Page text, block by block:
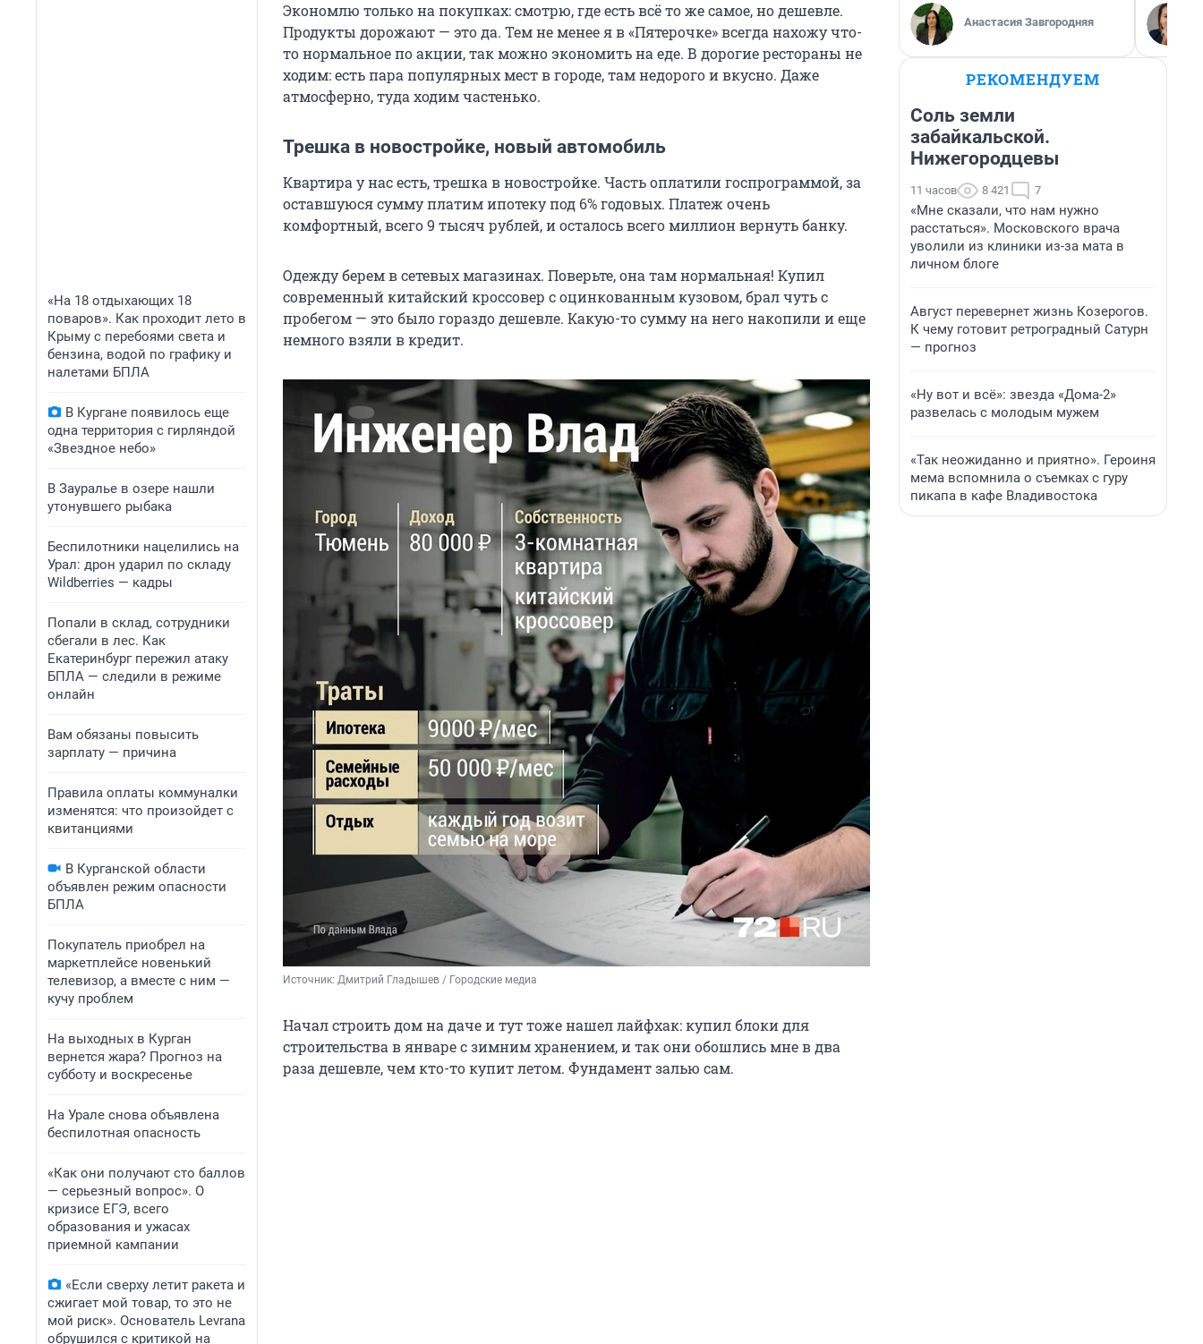
«На 18 отдыхающих 18
поваров». Как проходит лето в
Крыму с перебоями света и
бензина, водой по графику и
налетами БПЛА
В Кургане появилось еще
одна территория с гирляндой
«Звездное небо»
В Зауралье в озере нашли
утонувшего рыбака
Беспилотники нацелились на
Урал: дрон ударил по складу
Wildberries — кадры
Попали в склад, сотрудники
сбегали в лес. Как
Екатеринбург пережил атаку
БПЛА — следили в режиме
онлайн
Вам обязаны повысить
зарплату — причина
Правила оплаты коммуналки
изменятся: что произойдет с
квитанциями
В Курганской области
объявлен режим опасности
БПЛА
Покупатель приобрел на
маркетплейсе новенький
телевизор, а вместе с ним —
кучу проблем
На выходных в Курган
вернется жара? Прогноз на
субботу и воскресенье
На Урале снова объявлена
беспилотная опасность
«Как они получают сто баллов
— серьезный вопрос». О
кризисе ЕГЭ, всего
образования и ужасах
приемной кампании
«Если сверху летит ракета и
сжигает мой товар, то это не
мой риск». Основатель Levrana
обрушился с критикой на
Экономлю только на покупках: смотрю, где есть всё то же самое, но дешевле.
Продукты дорожают — это да. Тем не менее я в «Пятерочке» всегда нахожу что-
то нормальное по акции, так можно экономить на еде. В дорогие рестораны не
ходим: есть пара популярных мест в городе, там недорого и вкусно. Даже
атмосферно, туда ходим частенько.
Трешка в новостройке, новый автомобиль
Квартира у нас есть, трешка в новостройке. Часть оплатили госпрограммой, за
оставшуюся сумму платим ипотеку под 6% годовых. Платеж очень
комфортный, всего 9 тысяч рублей, и осталось всего миллион вернуть банку.
Одежду берем в сетевых магазинах. Поверьте, она там нормальная! Купил
современный китайский кроссовер с оцинкованным кузовом, брал чуть с
пробегом — это было гораздо дешевле. Какую-то сумму на него накопили и еще
немного взяли в кредит.
Источник: Дмитрий Гладышев / Городские медиа
Начал строить дом на даче и тут тоже нашел лайфхак: купил блоки для
строительства в январе с зимним хранением, и так они обошлись мне в два
раза дешевле, чем кто-то купит летом. Фундамент залью сам.
Анастасия Завгородняя
РЕКОМЕНДУЕМ
Соль земли
забайкальской.
Нижегородцевы
11 часов 8 421 7
«Мне сказали, что нам нужно
расстаться». Московского врача
уволили из клиники из-за мата в
личном блоге
Август перевернет жизнь Козерогов.
К чему готовит ретроградный Сатурн
— прогноз
«Ну вот и всё»: звезда «Дома-2»
развелась с молодым мужем
«Так неожиданно и приятно». Героиня
мема вспомнила о съемках с гуру
пикапа в кафе Владивостока